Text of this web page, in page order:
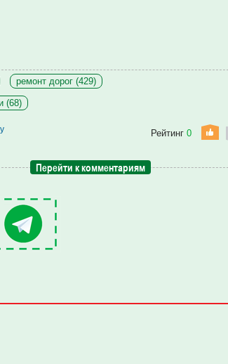
ремонт дорог (429)
(68)
Рейтинг 0
Перейти к комментариям